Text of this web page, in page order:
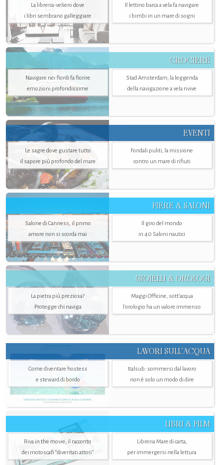
La libreria-veliero dove
i libri sembrano galleggiare
Il lettino barca a vela fa navigare
i bimbi in un mare di sogni
CROCIERE
Navigare nei fiordi fa fiorire
emozioni profondissime
Stad Amsterdam, la leggenda
della navigazione a vela rivive
EVENTI
Le sagre dove gustare tutto
il sapore più profondo del mare
Fondali puliti, la missione
contro un mare di rifiuti
FIERE & SALONI
Salone di Canness, il primo
amore non si scorda mai
Il giro del mondo
in 40 Saloni nautici
GIOIELLI & OROLOGI
La pietra più preziosa?
Protegge chi naviga
Maggi Officine, sott’acqua
l'orologio ha un valore immenso
LAVORI SULL’ACQUA
Come diventare hostess
e steward di bordo
Italsub: sommersi dal lavoro
non è solo un modo di dire
LIBRI & FILM
Riva in the movie, il racconto
dei motoscafi “diventati attori”
Libreria Mare di carta,
per immergersi nella lettura